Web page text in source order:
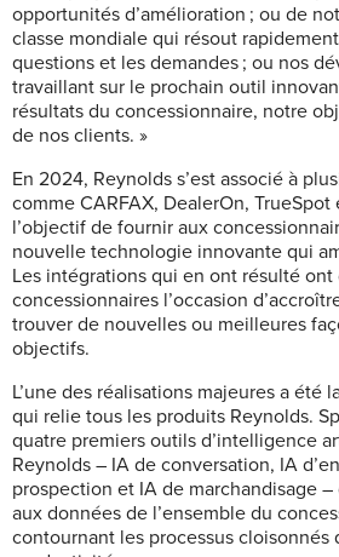
opportunités d’amélioration ; ou de
classe mondiale qui résout
questions et les demandes ; ou nos
travaillant sur le prochain outil
résultats du concessionnaire, notre
de nos clients. »
En 2024, Reynolds s’est associé à
comme CARFAX, DealerOn,
l’objectif de fournir aux
nouvelle technologie innovante qui
Les intégrations qui en ont résulté ont
concessionnaires l’occasion
trouver de nouvelles ou meilleures
objectifs.
L’une des réalisations majeures a été
qui relie tous les produits Reynolds.
quatre premiers outils d’intelligence
Reynolds – IA de conversation, IA
prospection et IA de marchandisage
aux données de l’ensemble du
contournant les processus cloisonnés